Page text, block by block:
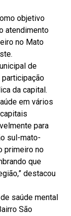
objetivo
atendimento
no Mato
de
participação
da capital.
em vários
para
sul-mato-
primeiro no
que
destacou
saúde mental
São